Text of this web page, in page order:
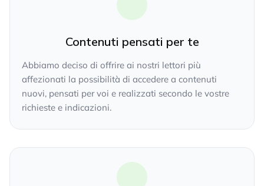
Contenuti pensati per te
Abbiamo deciso di offrire ai nostri lettori più
affezionati la possibilità di accedere a contenuti
nuovi, pensati per voi e realizzati secondo le vostre
richieste e indicazioni.